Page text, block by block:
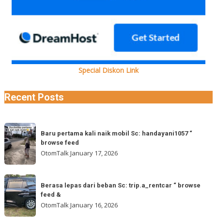
Special Diskon Link
Recent Posts
Baru
pertama
kali
naik
mobil
Sc:
handayani1057
“
Baru pertama kali naik mobil Sc: handayani1057 “
browse feed
OtomTalkJanuary 17, 2026
Berasa
lepas
dari
beban
Berasa lepas dari beban Sc: trip.a_rentcar “ browse
feed &
OtomTalkJanuary 16, 2026